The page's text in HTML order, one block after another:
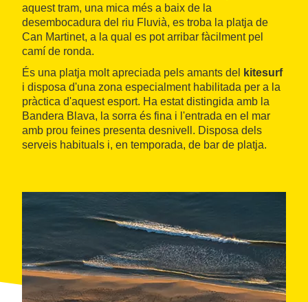
aquest tram, una mica més a baix de la
desembocadura del riu Fluvià, es troba la platja de
Can Martinet, a la qual es pot arribar fàcilment pel
camí de ronda.
És una platja molt apreciada pels amants del
kitesurf
i disposa d'una zona especialment habilitada per a la
pràctica d'aquest esport. Ha estat distingida amb la
Bandera Blava, la sorra és fina i l'entrada en el mar
amb prou feines presenta desnivell. Disposa dels
serveis habituals i, en temporada, de bar de platja.